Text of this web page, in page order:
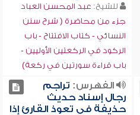
للشيخ: عبد المحسن العباد
جزء من محاضرة ( شرح سنن
النسائي - كتاب الافتتاح - باب
الركود في الركعتين الأوليين -
باب قراءة سورتين في ركعة)
الفهرس: تراجم
رجال إسناد حديث
حذيفة في تعوذ القارئ إذا